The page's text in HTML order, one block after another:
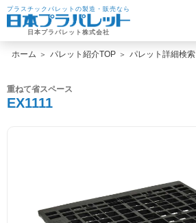
プラスチックパレットの製造・販売なら
日本プラパレット株式会社
ホーム パレット紹介TOP パレット詳細検索
重ねて省スペース
EX1111